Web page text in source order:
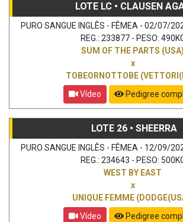
LOTE LC • CLAUSEN
PURO SANGUE INGLÊS - FÊMEA - 02/07/
REG.: 233877 - PESO:
SUM OF THE PARTS (USA)
x
TOBEORNOTTOBE
Vídeo
Pedigree
LOTE 26 • SHEERRA
PURO SANGUE INGLÊS - FÊMEA - 12/09/
REG.: 234643 - PESO:
WEST BY EAST
x
UNIQUE FEMME
Vídeo
Pedigree